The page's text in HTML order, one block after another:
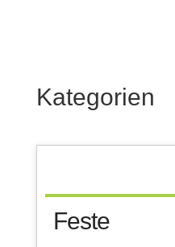
Kategorien
Feste